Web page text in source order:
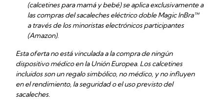
(calcetines para mamá y bebé) se aplica exclusivamente a
las compras del sacaleches eléctrico doble Magic InBra™
a través de los minoristas electrónicos participantes
(Amazon).
Esta oferta no está vinculada a la compra de ningún
dispositivo médico en la Unión Europea. Los calcetines
incluidos son un regalo simbólico, no médico, y no influyen
en el rendimiento, la seguridad o el uso previsto del
sacaleches.